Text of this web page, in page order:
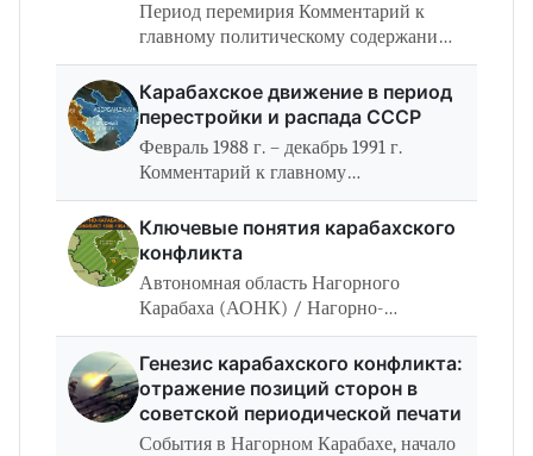
Период перемирия Комментарий к
главному политическому содержанию
периода: Закавказье остается ареной
идеологического, экономического и
геополитического соперничества
России, США,…
Карабахское движение в период
перестройки и распада СССР
Февраль 1988 г. – декабрь 1991 г.
Комментарий к главному
политическому содержанию периода:
Карабахское движение возникло как
закономерное следствие проводимой в
АзССР политики…
Ключевые понятия карабахского
конфликта
Автономная область Нагорного
Карабаха (АОНК) / Нагорно-
Карабахская автономная область
(НКАО) Автономная область
Нагорного Карабаха (АОНК)/
Нагорно-Карабахская автономная
область…
Генезис карабахского конфликта:
отражение позиций сторон в
советской периодической печати
События в Нагорном Карабахе, начало